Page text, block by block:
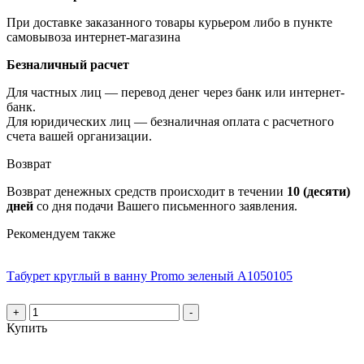
При доставке заказанного товары курьером либо в пункте
самовывоза интернет-магазина
Безналичный расчет
Для частных лиц — перевод денег через банк или интернет-
банк.
Для юридических лиц — безналичная оплата с расчетного
счета вашей организации.
Возврат
Возврат денежных средств происходит в течении 10 (десяти)
дней со дня подачи Вашего письменного заявления.
Рекомендуем также
Табурет круглый в ванну Promo зеленый А1050105
+ -
Купить